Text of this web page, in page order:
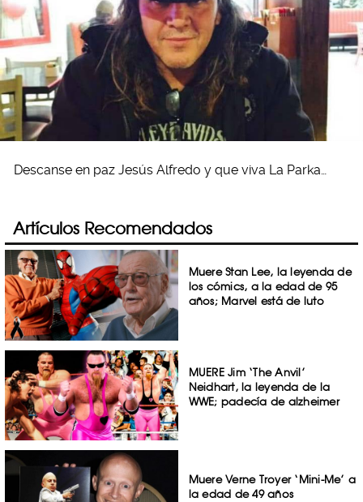
Descanse en paz Jesús Alfredo y que viva La Parka…
Artículos Recomendados
Muere Stan Lee, la leyenda de
los cómics, a la edad de 95
años; Marvel está de luto
MUERE Jim ‘The Anvil’
Neidhart, la leyenda de la
WWE; padecía de alzheimer
Muere Verne Troyer ‘Mini-Me’ a
la edad de 49 años